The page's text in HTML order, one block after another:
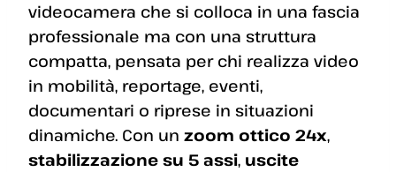
videocamera che si colloca in una fascia
professionale ma con una struttura
compatta, pensata per chi realizza video
in mobilità, reportage, eventi,
documentari o riprese in situazioni
dinamiche. Con un zoom ottico 24x,
stabilizzazione su 5 assi, uscite